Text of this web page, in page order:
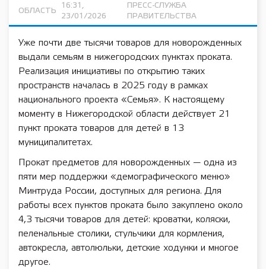
ОБЛАСТЬ
16:31,
23/01/2026
ПРЕСС-СЛУЖБА
ПРАВИТЕЛЬСТВА
Уже почти две тысячи товаров для новорожденных
выдали семьям в нижегородских пунктах проката.
Реализация инициативы по открытию таких
пространств началась в 2025 году в рамках
национального проекта «Семья». К настоящему
моменту в Нижегородской области действует 21
пункт проката товаров для детей в 13
муниципалитетах.
Прокат предметов для новорожденных — одна из
пяти мер поддержки «демографического меню»
Минтруда России, доступных для региона. Для
работы всех пунктов проката было закуплено около
4,3 тысячи товаров для детей: кроватки, коляски,
пеленальные столики, стульчики для кормления,
автокресла, автолюльки, детские ходунки и многое
другое.